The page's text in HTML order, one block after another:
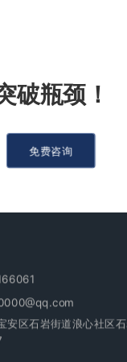
破瓶颈！
免费咨询
安区石岩街道浪心社区